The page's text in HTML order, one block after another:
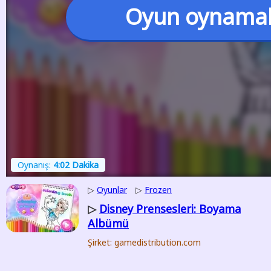
Oyun
Oynanış: 4:02 Dakika
▷ Oyunlar ▷ Frozen
▷ Disney Prensesleri: Boyama
Albümü
Şirket: gamedistribution.com